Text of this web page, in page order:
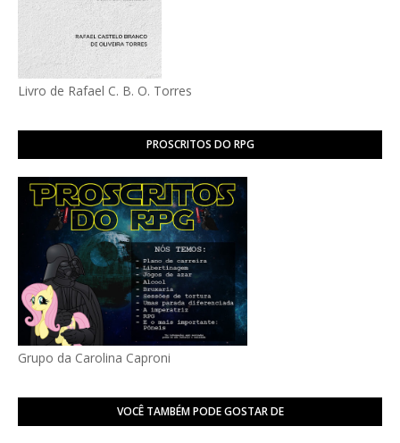
Livro de Rafael C. B. O. Torres
PROSCRITOS DO RPG
Grupo da Carolina Caproni
VOCÊ TAMBÉM PODE GOSTAR DE